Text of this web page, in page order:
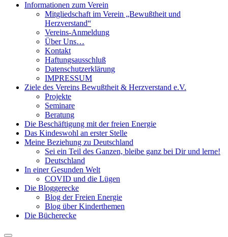
Informationen zum Verein
Mitgliedschaft im Verein „Bewußtheit und
Herzverstand“
Vereins-Anmeldung
Über Uns…
Kontakt
Haftungsausschluß
Datenschutzerklärung
IMPRESSUM
Ziele des Vereins Bewußtheit & Herzverstand e.V.
Projekte
Seminare
Beratung
Die Beschäftigung mit der freien Energie
Das Kindeswohl an erster Stelle
Meine Beziehung zu Deutschland
Sei ein Teil des Ganzen, bleibe ganz bei Dir und lerne!
Deutschland
In einer Gesunden Welt
COVID und die Lügen
Die Bloggerecke
Blog der Freien Energie
Blog über Kinderthemen
Die Bücherecke